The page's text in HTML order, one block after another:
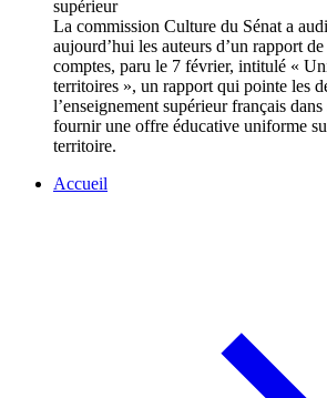
La commission Culture du Sénat a
aujourd’hui les auteurs d’un rapport
comptes, paru le 7 février, intitulé «
territoires », un rapport qui pointe les
l’enseignement supérieur français dans
fournir une offre éducative uniforme
territoire.
Accueil